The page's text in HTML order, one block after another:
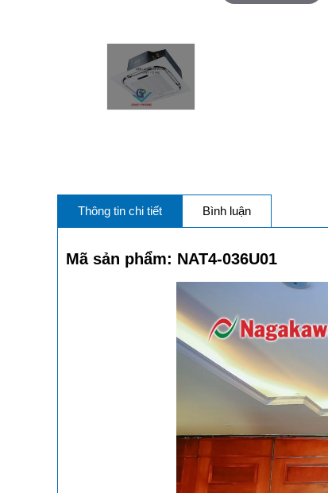
Thông tin chi tiết Bình luận
Mã sản phẩm: NAT4-036U01